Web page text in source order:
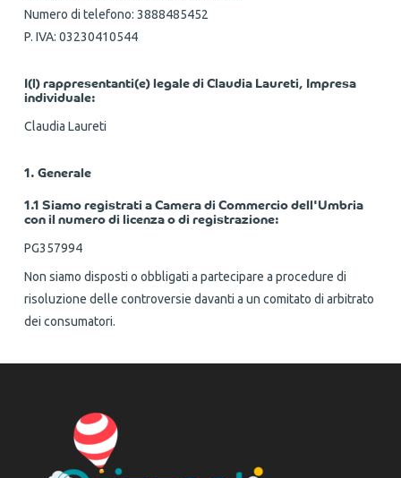
Numero di telefono: 3888485452
P. IVA: 03230410544
I(l) rappresentanti(e) legale di Claudia Laureti, Impresa
individuale:
Claudia Laureti
1. Generale
1.1 Siamo registrati a Camera di Commercio dell'Umbria
con il numero di licenza o di registrazione:
PG357994
Non siamo disposti o obbligati a partecipare a procedure di
risoluzione delle controversie davanti a un comitato di arbitrato
dei consumatori.